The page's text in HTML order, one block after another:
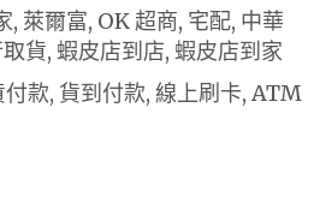
, 萊爾富, OK 超商, 宅配, 中華
貨, 蝦皮店到店, 蝦皮店到家
款, 貨到付款, 線上刷卡, ATM